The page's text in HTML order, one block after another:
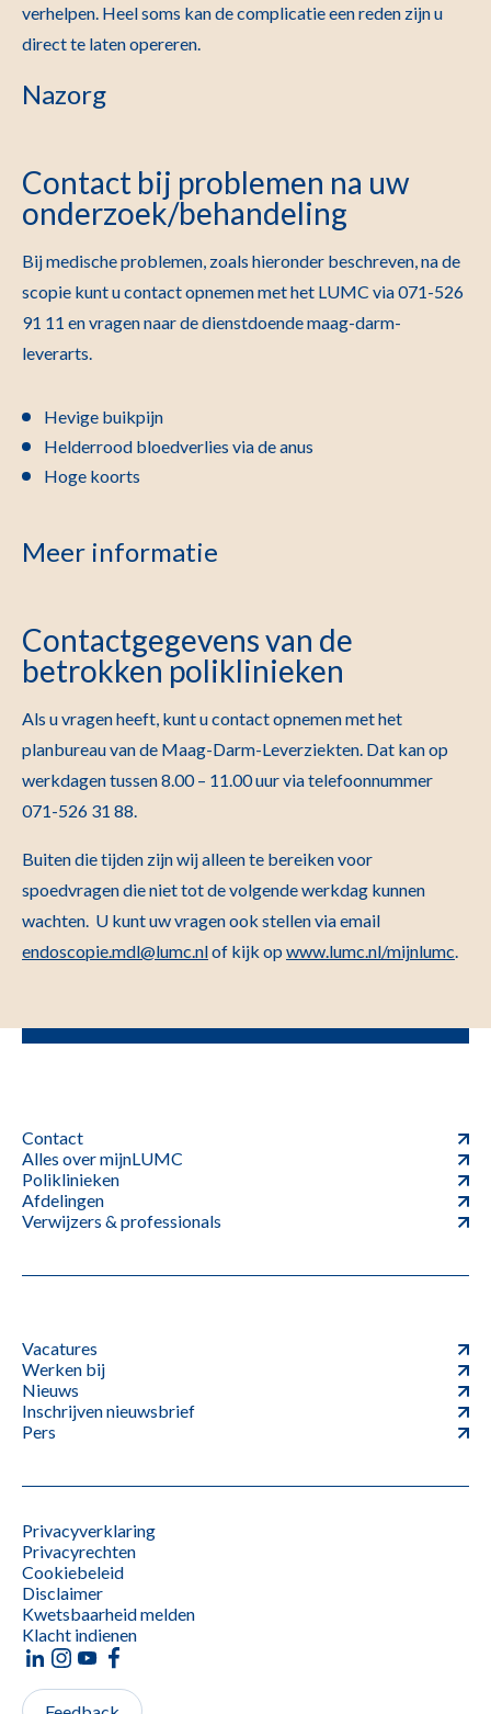
verhelpen. Heel soms kan de complicatie een reden zijn u
direct te laten opereren.
Nazorg
Contact bij problemen na uw
onderzoek/behandeling
Bij medische problemen, zoals hieronder beschreven, na de
scopie kunt u contact opnemen met het LUMC via 071-526
91 11 en vragen naar de dienstdoende maag-darm-
leverarts.
Hevige buikpijn
Helderrood bloedverlies via de anus
Hoge koorts
Meer informatie
Contactgegevens van de
betrokken poliklinieken
Als u vragen heeft, kunt u contact opnemen met het
planbureau van de Maag-Darm-Leverziekten. Dat kan op
werkdagen tussen 8.00 – 11.00 uur via telefoonnummer
071-526 31 88.
Buiten die tijden zijn wij alleen te bereiken voor
spoedvragen die niet tot de volgende werkdag kunnen
wachten. U kunt uw vragen ook stellen via email
endoscopie.mdl@lumc.nlof kijk op www.lumc.nl/mijnlumc
Contact
Alles over mijnLUMC
Poliklinieken
Afdelingen
Verwijzers & professionals
Vacatures
Werken bij
Nieuws
Inschrijven nieuwsbrief
Pers
Privacyverklaring
Privacyrechten
Cookiebeleid
Disclaimer
Kwetsbaarheid melden
Klacht indienen